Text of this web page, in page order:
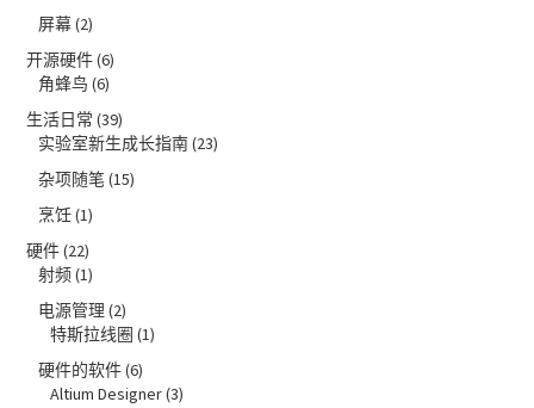
屏幕(2)
开源硬件(6)
角蜂鸟 (6)
生活日常 (39)
实验室新生成长指南(23)
杂项随笔(15)
烹饪(1)
硬件(22)
射频(1)
电源管理 (2)
特斯拉线圈 (1)
硬件的软件(6)
Altium Designer(3)